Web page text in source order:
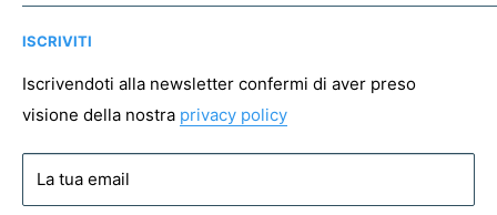
Mappa del sito
Pagamento sicuro
Spedizioni
Resi
Condizioni di vendita
Privacy policy
Cookie policy
ISCRIVITI
Iscrivendoti alla newsletter confermi di aver preso
visione della nostra privacy policy
La tua email